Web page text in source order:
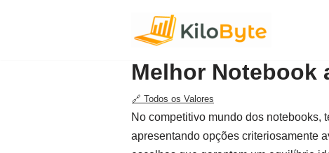
Melhor Notebook
🔗 Todos os Valores
No competitivo mundo dos notebooks,
apresentando opções criteriosamente